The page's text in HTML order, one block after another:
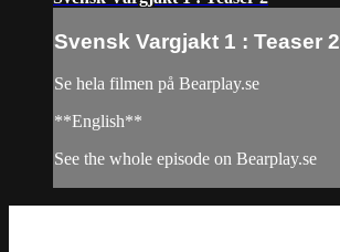
Svensk Vargjakt 1 : Teaser 2
Se hela filmen på Bearplay.se
**English**
See the whole episode on Bearplay.se